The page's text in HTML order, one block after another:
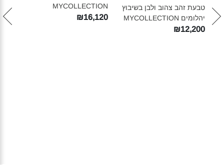
טבעת זהב צהוב ולבן בשיבוץ
יהלומים MYCOLLECTION‎
₪12,200
MYCOLLECTION‎
₪16,120